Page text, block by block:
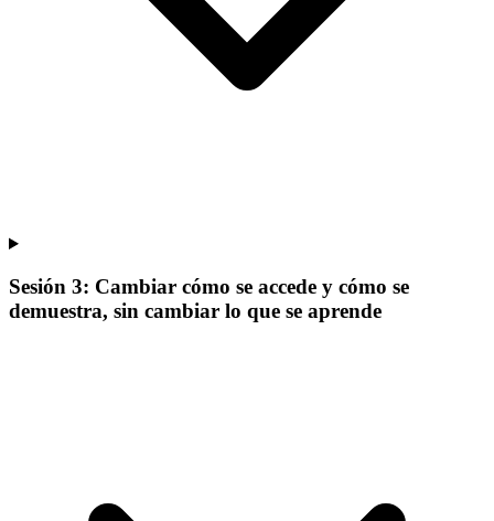
Sesión 3: Cambiar cómo se accede y cómo se
demuestra, sin cambiar lo que se aprende